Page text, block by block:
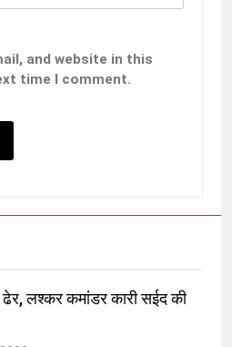
and website in this
time I comment.
लश्कर कमांडर कारी सईद की